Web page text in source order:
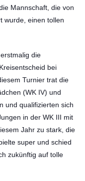
Mannschaft, die von
wurde, einen tollen
die
bei
Turnier trat die
(WK IV) und
und qualifizierten sich
in der WK III mit
Jahr zu stark, die
super und schied
zukünftig auf tolle